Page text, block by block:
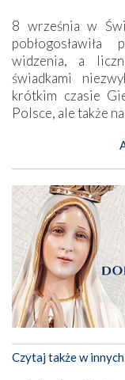
8 września w
widzenia, a
świadkami
krótkim czasie
Polsce, ale także
Czytaj także w